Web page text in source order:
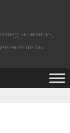
экономике,
темы.